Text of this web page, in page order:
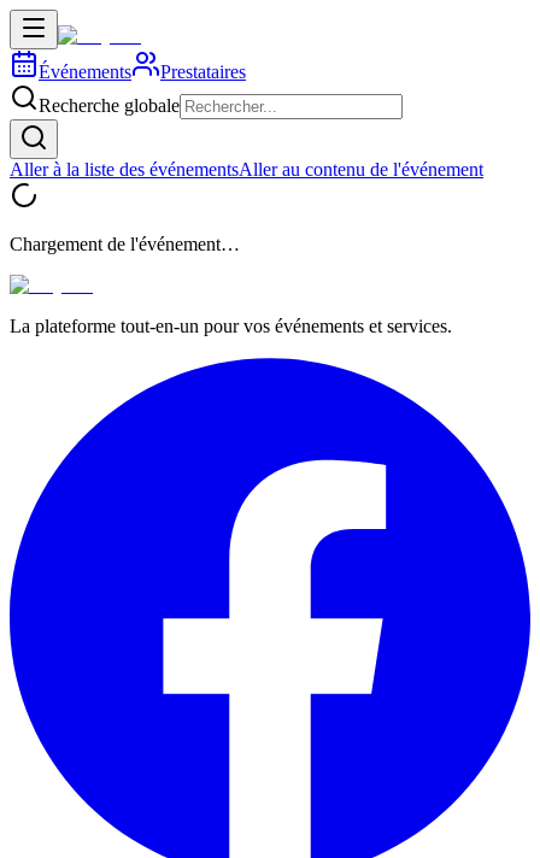
Événements
Prestataires
Recherche globale
Aller à la liste des événementsAller au contenu de l'événement
Chargement de l'événement…
La plateforme tout-en-un pour vos événements et services.